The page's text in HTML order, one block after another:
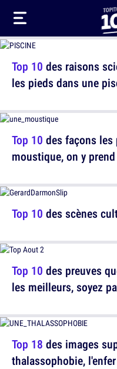
Top 10 des raisons
les pieds dans une
Top 10 des façons
moustique, on y
Top 10 des preuves
les meilleurs, soyez
Top 10 des scènes
Top 18 des images
thalassophobie,